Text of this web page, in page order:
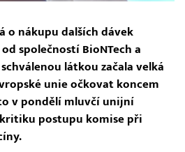
o nákupu dalších dávek
společností BioNTech a
látkou začala velká
unie očkovat koncem
v pondělí mluvčí unijní
postupu komise při